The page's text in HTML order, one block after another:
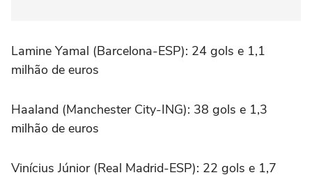
Lamine Yamal (Barcelona-ESP): 24 gols e 1,1
milhão de euros
Haaland (Manchester City-ING): 38 gols e 1,3
milhão de euros
Vinícius Júnior (Real Madrid-ESP): 22 gols e 1,7